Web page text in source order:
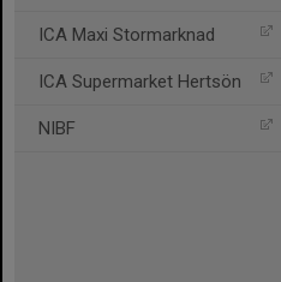
ICA Maxi Stormarknad
ICA Supermarket Hertsön
NIBF